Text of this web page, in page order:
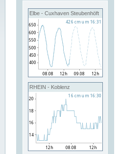
Elbe - Cuxhaven Steubenhöft
RHEIN - Koblenz